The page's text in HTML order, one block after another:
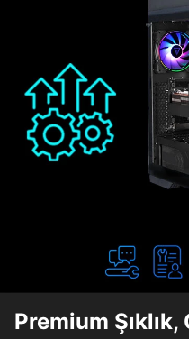
Premium Şıklık,